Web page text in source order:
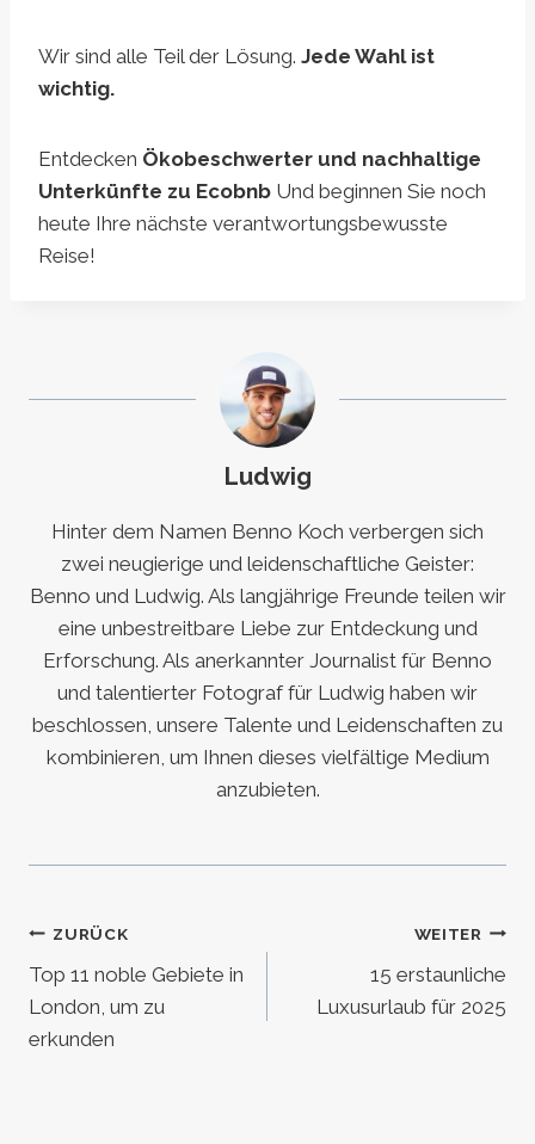
Wir sind alle Teil der Lösung. Jede Wahl ist
wichtig.
Entdecken Ökobeschwerter und nachhaltige
Unterkünfte zu Ecobnb Und beginnen Sie noch
heute Ihre nächste verantwortungsbewusste
Reise!
Ludwig
Hinter dem Namen Benno Koch verbergen sich
zwei neugierige und leidenschaftliche Geister:
Benno und Ludwig. Als langjährige Freunde teilen wir
eine unbestreitbare Liebe zur Entdeckung und
Erforschung. Als anerkannter Journalist für Benno
und talentierter Fotograf für Ludwig haben wir
beschlossen, unsere Talente und Leidenschaften zu
kombinieren, um Ihnen dieses vielfältige Medium
anzubieten.
Beitragsnavigation
ZURÜCK
Top 11 noble Gebiete in
London, um zu
erkunden
WEITER
15 erstaunliche
Luxusurlaub für 2025